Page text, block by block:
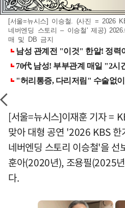
[서울=뉴시스] 이승철. (사진 = 2026
네버엔딩 스토리 – 이승철' 제공)
매 및 DB 금지
[서울=뉴시스]이재훈 기자 =
맞아 대형 공연 '2026 KBS 한
네버엔딩 스토리 이승철'을
훈아(2020년), 조용필(2025
다.